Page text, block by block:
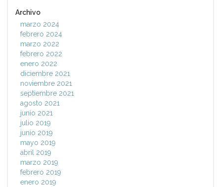
Archivo
marzo 2024
febrero 2024
marzo 2022
febrero 2022
enero 2022
diciembre 2021
noviembre 2021
septiembre 2021
agosto 2021
junio 2021
julio 2019
junio 2019
mayo 2019
abril 2019
marzo 2019
febrero 2019
enero 2019